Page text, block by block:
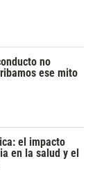
no
ese mito
el impacto
en la salud y el